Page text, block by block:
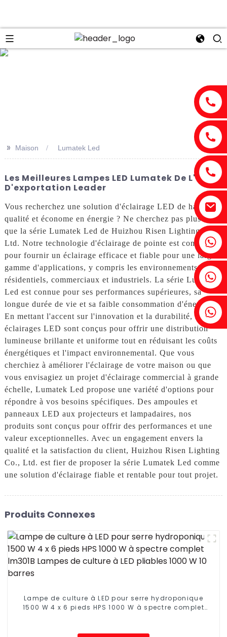
Fenia : +86 18607525299
Lierre : +86 18607522355
Tobin : +86 18818667168
>> Maison Lumatek Led
Les Meilleures Lampes LED Lumatek De L'usine
D'exportation Leader
Vous recherchez une solution d'éclairage LED de haute
qualité et économe en énergie ? Ne cherchez pas plus loin
que la série Lumatek Led de Huizhou Risen Lighting Co.,
Ltd. Notre technologie d'éclairage de pointe est conçue
pour fournir un éclairage efficace et fiable pour une large
gamme d'applications, y compris les environnements
résidentiels, commerciaux et industriels. La série Lumatek
Led est connue pour ses performances supérieures, sa
longue durée de vie et sa faible consommation d'énergie.
En mettant l'accent sur l'innovation et la durabilité, nos
éclairages LED sont conçus pour offrir une distribution
lumineuse brillante et uniforme tout en réduisant les coûts
énergétiques et l'impact environnemental. Que vous
cherchiez à améliorer l'éclairage de votre maison ou que
vous envisagiez un projet d'éclairage commercial à grande
échelle, Lumatek Led propose une variété d'options pour
répondre à vos besoins spécifiques. Des ampoules et
panneaux LED aux projecteurs et lampadaires, nos
produits sont conçus pour offrir des performances et une
valeur exceptionnelles. Avec un engagement envers la
qualité et la satisfaction du client, Huizhou Risen Lighting
Co., Ltd. est fier de proposer la série Lumatek Led comme
une solution d'éclairage fiable et rentable pour tout projet.
Produits Connexes
Lampe de culture à LED pour serre hydroponique
1500 W 4 x 6 pieds HPS 1000 W à spectre complet